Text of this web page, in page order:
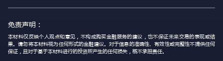
免责声明：
本材料仅反映个人观点和意见，不构成购买金融服务的建议，也不保证未来交易的表现或结
果。请勿将本材料视为任何形式的金融建议。对于信息的准确性、有效性或完整性不提供任何
保证，且对于基于本材料进行的投资所产生的任何损失，概不承担责任。